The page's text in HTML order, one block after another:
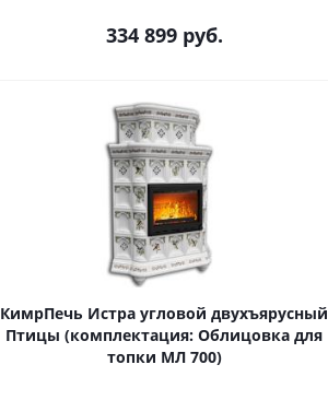
334 899руб.
КимрПечь Истра угловой двухъярусный
Птицы (комплектация: Облицовка для
топки МЛ 700)